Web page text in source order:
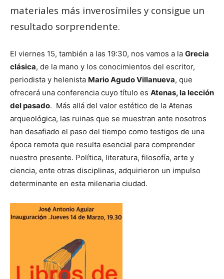
materiales más inverosímiles y consigue un
resultado sorprendente.
El viernes 15, también a las 19:30, nos vamos a la Grecia
clásica, de la mano y los conocimientos del escritor,
periodista y helenista Mario Agudo Villanueva, que
ofrecerá una conferencia cuyo título es Atenas, la lección
del pasado. Más allá del valor estético de la Atenas
arqueológica, las ruinas que se muestran ante nosotros
han desafiado el paso del tiempo como testigos de una
época remota que resulta esencial para comprender
nuestro presente. Política, literatura, filosofía, arte y
ciencia, ente otras disciplinas, adquirieron un impulso
determinante en esta milenaria ciudad.